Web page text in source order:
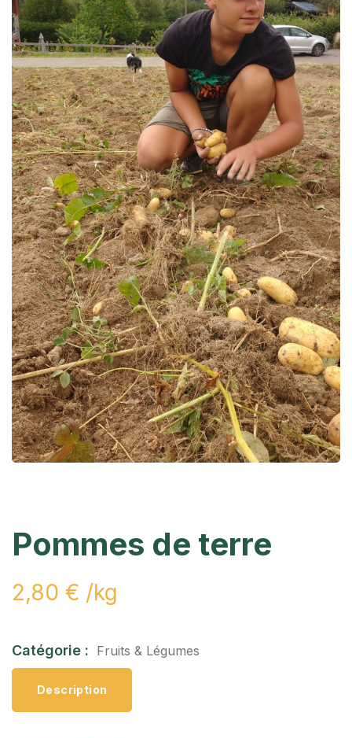
Pommes de terre
2,80 € /kg
Catégorie : Fruits & Légumes
Description